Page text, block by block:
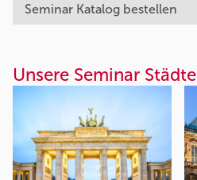
Seminar Katalog bestellen
Unsere Seminar Städte